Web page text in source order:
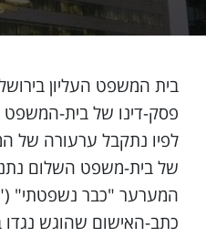
בית המשפט העליון
פסק-דינו של בית-המשפט
לפיו נתקבל ערעורה של
של בית-משפט השלום
המערער "כבר נשפטתי"
כתב-האישום שהוגש נגדו